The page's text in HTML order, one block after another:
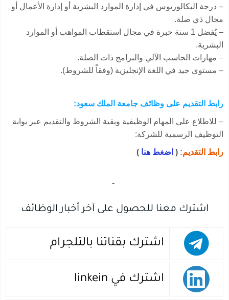
– درجة البكالوريوس في إدارة الموارد البشرية أو إدارة الأعمال أو
مجال ذي صلة.
– يُفضل 1 سنة خبرة في مجال استقطاب المواهب أو الموارد
البشرية.
– مهارات الحاسب الآلي والبرامج ذات الصلة.
– مستوى جيد في اللغة الإنجليزية (وفقاً للشروط).
رابط التقديم على وظائف جامعة الملك سعود:
– للاطلاع على المهام الوظيفية وبقية الشروط والتقديم عبر بوابة
التوظيف الرسمية للشركة:
رابط التقديم: ( اضغط هنا )
-‏
اشترك معنا للحصول على آخر أخبار الوظائف
اشترك بقناتنا بالتلجرام
اشترك في linkein